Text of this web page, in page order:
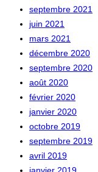
septembre 2021
juin 2021
mars 2021
décembre 2020
septembre 2020
août 2020
février 2020
janvier 2020
octobre 2019
septembre 2019
avril 2019